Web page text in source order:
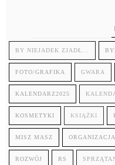
BY NIEJADEK ZJADŁ...
FOTO/GRAFIKA GWARA
KALENDARZ2025
KOSMETYKI KSIĄŻKI
MISZ MASZ ORGANIZACJA
ROZWÓJ RS